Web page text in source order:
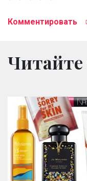
Комментировать